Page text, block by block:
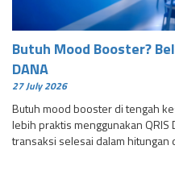
Butuh Mood Booster?
DANA
27 July 2026
Butuh mood booster di tengah
lebih praktis menggunakan QRIS
transaksi selesai dalam hitungan